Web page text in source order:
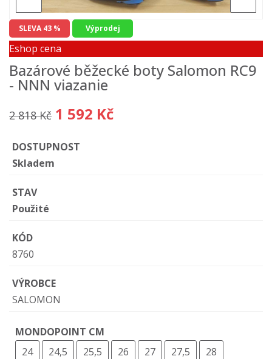
SLEVA 43 % Výprodej
Eshop cena
Bazárové běžecké boty Salomon RC9
- NNN viazanie
2 818 Kč 1 592 Kč
DOSTUPNOST
Skladem
STAV
Použité
KÓD
8760
VÝROBCE
SALOMON
MONDOPOINT CM
24
24,5 25,5 26 27 27,5
28